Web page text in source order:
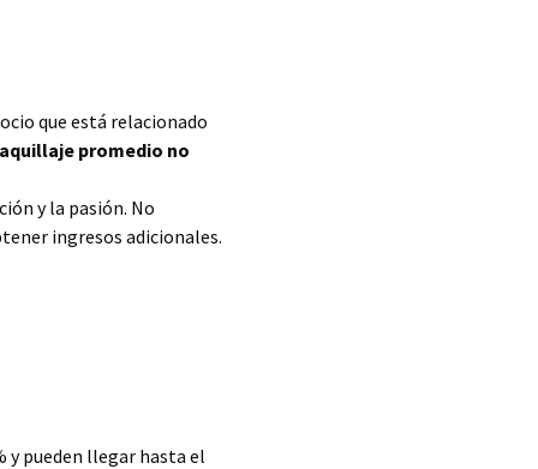
que está relacionado
promedio no
y la pasión. No
ingresos adicionales.
y pueden llegar hasta el